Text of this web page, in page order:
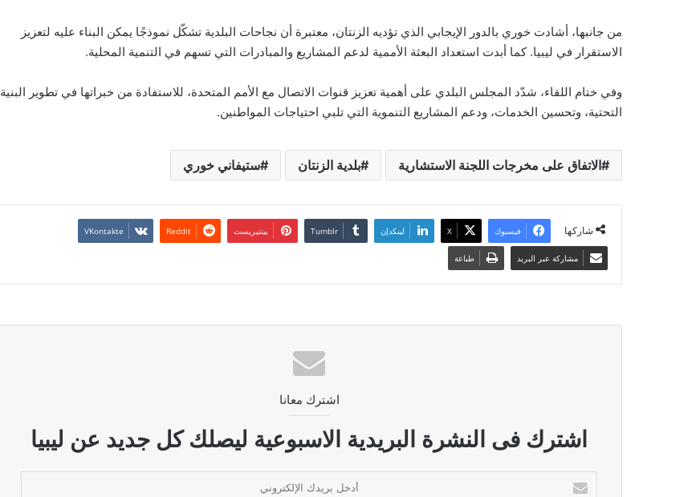
من جانبها، أشادت خوري بالدور الإيجابي الذي تؤديه الزنتان، معتبرة أن نجاحات البلدية تشكّل نموذجًا يمكن البناء عليه لتعزيز
الاستقرار في ليبيا. كما أبدت استعداد البعثة الأممية لدعم المشاريع والمبادرات التي تسهم في التنمية المحلية.
وفي ختام اللقاء، شدّد المجلس البلدي على أهمية تعزيز قنوات الاتصال مع الأمم المتحدة، للاستفادة من خبراتها في تطوير البنية
التحتية، وتحسين الخدمات، ودعم المشاريع التنموية التي تلبي احتياجات المواطنين.
الاتفاق على مخرجات اللجنة الاستشارية بلدية الزنتان ستيفاني خوري
شاركها فيسبوك ‫X لينكدإن بينتيريست
مشاركة عبر البريد طباعة
اشترك معانا
اشترك فى النشرة البريدية الاسبوعية ليصلك كل جديد عن ليبيا